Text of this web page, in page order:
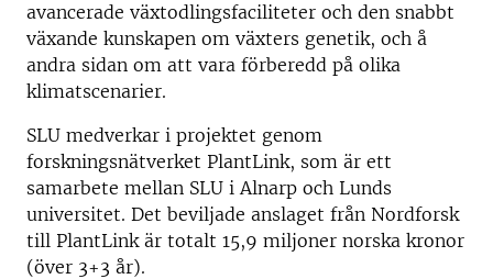
avancerade växtodlingsfaciliteter och den snabbt
växande kunskapen om växters genetik, och å
andra sidan om att vara förberedd på olika
klimatscenarier.
SLU medverkar i projektet genom
forskningsnätverket PlantLink, som är ett
samarbete mellan SLU i Alnarp och Lunds
universitet. Det beviljade anslaget från Nordforsk
till PlantLink är totalt 15,9 miljoner norska kronor
(över 3+3 år).